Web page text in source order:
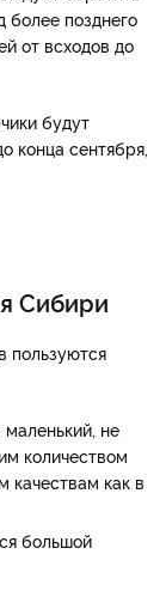
более позднего
от всходов до
будут
конца сентября,
Сибири
пользуются
не
количеством
качествам как в
большой